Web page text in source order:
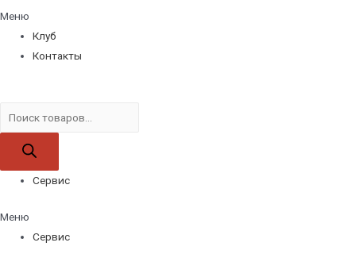
Меню
Клуб
Контакты
товаров
Сервис
Меню
Сервис